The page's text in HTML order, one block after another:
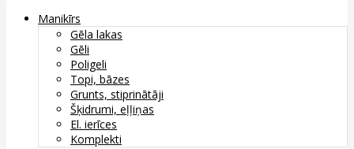
Manikīrs
Gēla lakas
Gēli
Poligeli
Topi, bāzes
Grunts, stiprinātāji
Šķidrumi, eļļiņas
El. ierīces
Komplekti